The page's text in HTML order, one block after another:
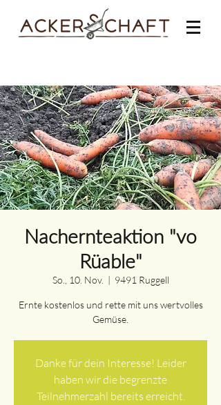
Nachernteaktion "vo
Rüable"
So., 10. Nov.
  |
9491 Ruggell
Ernte kostenlos und rette mit uns wertvolles
Gemüse.
Danke für dein Interesse! Leider
haben wir die begrenzte
Teilnehmerzahl bereits erreicht.